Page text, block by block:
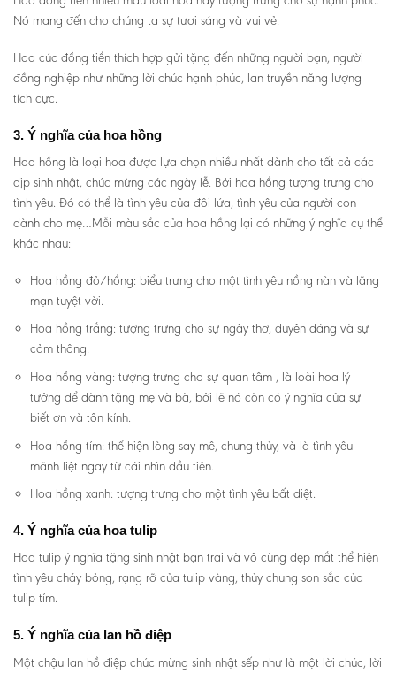
Nó mang đến cho chúng ta sự tươi sáng và vui vẻ.
Hoa cúc đồng tiền thích hợp gửi tặng đến những người bạn, người
đồng nghiệp như những lời chúc hạnh phúc, lan truyền năng lượng
tích cực.
3. Ý nghĩa của hoa hồng
Hoa hồng là loại hoa được lựa chọn nhiều nhất dành cho tất cả các
dịp sinh nhật, chúc mừng các ngày lễ. Bởi hoa hồng tượng trưng cho
tình yêu. Đó có thể là tình yêu của đôi lứa, tình yêu của người con
dành cho mẹ…Mỗi màu sắc của hoa hồng lại có những ý nghĩa cụ thể
khác nhau:
Hoa hồng đỏ/hồng: biểu trưng cho một tình yêu nồng nàn và lãng
mạn tuyệt vời.
Hoa hồng trắng: tượng trưng cho sự ngây thơ, duyên dáng và sự
cảm thông.
Hoa hồng vàng: tượng trưng cho sự quan tâm , là loài hoa lý
tưởng để dành tặng mẹ và bà, bởi lẽ nó còn có ý nghĩa của sự
biết ơn và tôn kính.
Hoa hồng tím: thể hiện lòng say mê, chung thủy, và là tình yêu
mãnh liệt ngay từ cái nhìn đầu tiên.
Hoa hồng xanh: tượng trưng cho một tình yêu bất diệt.
4. Ý nghĩa của hoa tulip
Hoa tulip ý nghĩa tặng sinh nhật bạn trai và vô cùng đẹp mắt thể hiện
tình yêu cháy bỏng, rạng rỡ của tulip vàng, thủy chung son sắc của
tulip tím.
5. Ý nghĩa của lan hồ điệp
Một chậu lan hồ điệp chúc mừng sinh nhật sếp như là một lời chúc, lời